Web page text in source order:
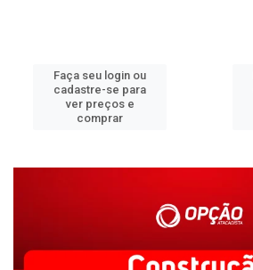
Faça seu login ou
cadastre-se para
ver preços e
comprar